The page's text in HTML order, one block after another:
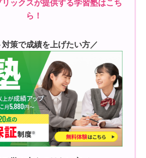
ックスが提供する学習塾はこち
ら！
対策で成績を上げたい方／